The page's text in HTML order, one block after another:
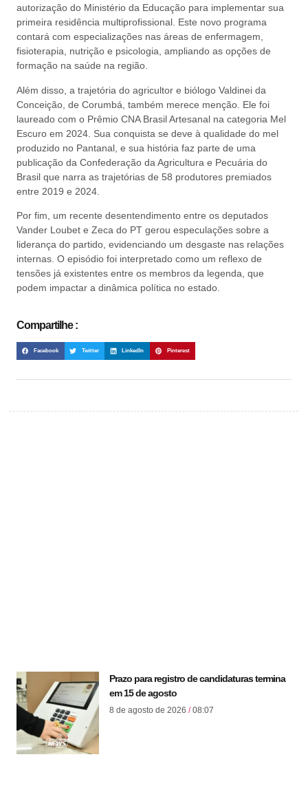
autorização do Ministério da Educação para implementar sua
primeira residência multiprofissional. Este novo programa
contará com especializações nas áreas de enfermagem,
fisioterapia, nutrição e psicologia, ampliando as opções de
formação na saúde na região.
Além disso, a trajetória do agricultor e biólogo Valdinei da
Conceição, de Corumbá, também merece menção. Ele foi
laureado com o Prêmio CNA Brasil Artesanal na categoria Mel
Escuro em 2024. Sua conquista se deve à qualidade do mel
produzido no Pantanal, e sua história faz parte de uma
publicação da Confederação da Agricultura e Pecuária do
Brasil que narra as trajetórias de 58 produtores premiados
entre 2019 e 2024.
Por fim, um recente desentendimento entre os deputados
Vander Loubet e Zeca do PT gerou especulações sobre a
liderança do partido, evidenciando um desgaste nas relações
internas. O episódio foi interpretado como um reflexo de
tensões já existentes entre os membros da legenda, que
podem impactar a dinâmica política no estado.
Compartilhe :
Facebook Twitter LinkedIn Pinterest
Prazo para registro de candidaturas termina
em 15 de agosto
8 de agosto de 2026 08:07